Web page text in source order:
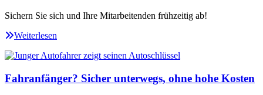
Sichern Sie sich und Ihre Mitarbeitenden frühzeitig ab!
Weiterlesen
Fahranfänger? Sicher unterwegs, ohne hohe Kosten